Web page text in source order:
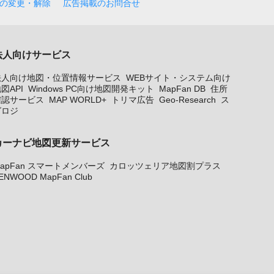
変更・解除 広告掲載のお問合せ
人向けサービス
向け地図・位置情報サービス
WEBサイト・システム向け
API Windows PC向け地図開発キット MapFan DB 住所
サービス
MAP WORLD+ トリマ広告 Geo-Research
ス
ジ
ーナビ地図更新サービス
スマートメンバーズ カロッツェリア地図割プラス
MapFan Club